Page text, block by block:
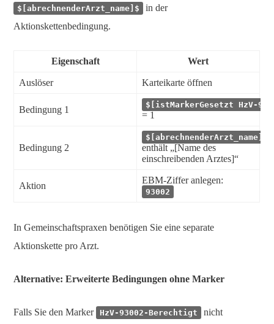
$[abrechnenderArzt_name]$
in der
Aktionskettenbedingung.
Eigenschaft Wert
Auslöser Karteikarte öffnen
Bedingung 1 $[istMarkerGesetzt HzV-
= 1
Bedingung 2
$[abrechnenderArzt_name]$
enthält „[Name des
einschreibenden Arztes]“
Aktion
EBM-Ziffer anlegen:
93002
In Gemeinschaftspraxen benötigen Sie eine separate
Aktionskette pro Arzt.
Alternative: Erweiterte Bedingungen ohne Marker
Falls Sie den Marker HzV-93002-Berechtigt
nicht